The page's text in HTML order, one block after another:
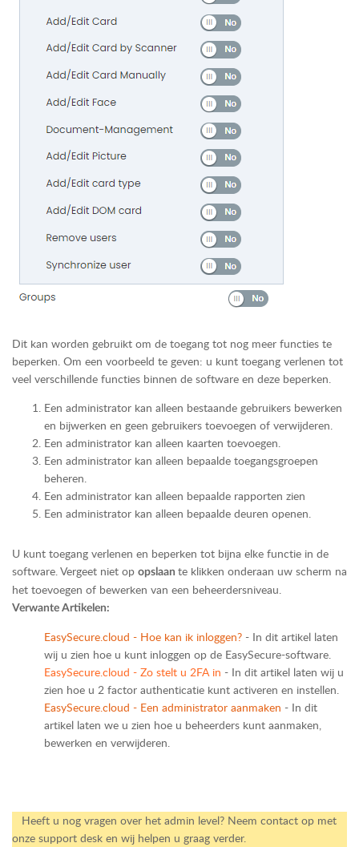
Dit kan worden gebruikt om de toegang tot nog meer functies te
beperken. Om een voorbeeld te geven: u kunt toegang verlenen tot
veel verschillende functies binnen de software en deze beperken.
Een administrator kan alleen bestaande gebruikers bewerken
en bijwerken en geen gebruikers toevoegen of verwijderen.
Een administrator kan alleen kaarten toevoegen.
Een administrator kan alleen bepaalde toegangsgroepen
beheren.
Een administrator kan alleen bepaalde rapporten zien
Een administrator kan alleen bepaalde deuren openen.
U kunt toegang verlenen en beperken tot bijna elke functie in de
software. Vergeet niet op opslaan te klikken onderaan uw scherm na
het toevoegen of bewerken van een beheerdersniveau.
Verwante Artikelen:
EasySecure.cloud - Hoe kan ik inloggen? - In dit artikel laten
wij u zien hoe u kunt inloggen op de EasySecure-software.
EasySecure.cloud - Zo stelt u 2FA in - In dit artikel laten wij u
zien hoe u 2 factor authenticatie kunt activeren en instellen.
EasySecure.cloud - Een administrator aanmaken - In dit
artikel laten we u zien hoe u beheerders kunt aanmaken,
bewerken en verwijderen.
Heeft u nog vragen over het admin level? Neem contact op met
onze support desk en wij helpen u graag verder.